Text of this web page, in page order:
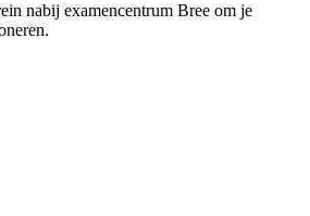
nabij examencentrum Bree om je